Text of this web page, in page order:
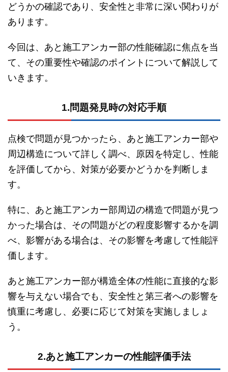
どうかの確認であり、安全性と非常に深い関わりが
あります。
今回は、あと施工アンカー部の性能確認に焦点を当
て、その重要性や確認のポイントについて解説して
いきます。
1.問題発見時の対応手順
点検で問題が見つかったら、あと施工アンカー部や
周辺構造について詳しく調べ、原因を特定し、性能
を評価してから、対策が必要かどうかを判断しま
す。
特に、あと施工アンカー部周辺の構造で問題が見つ
かった場合は、その問題がどの程度影響するかを調
べ、影響がある場合は、その影響を考慮して性能評
価します。
あと施工アンカー部が構造全体の性能に直接的な影
響を与えない場合でも、安全性と第三者への影響を
慎重に考慮し、必要に応じて対策を実施しましょ
う。
2.あと施工アンカーの性能評価手法